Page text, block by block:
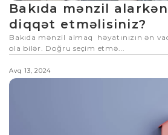
Bakıda mənzil
diqqət etməlisiniz?
Bakıda mənzil almaq həyatınızın ən
ola bilər. Doğru seçim etmə...
Avq 13, 2024